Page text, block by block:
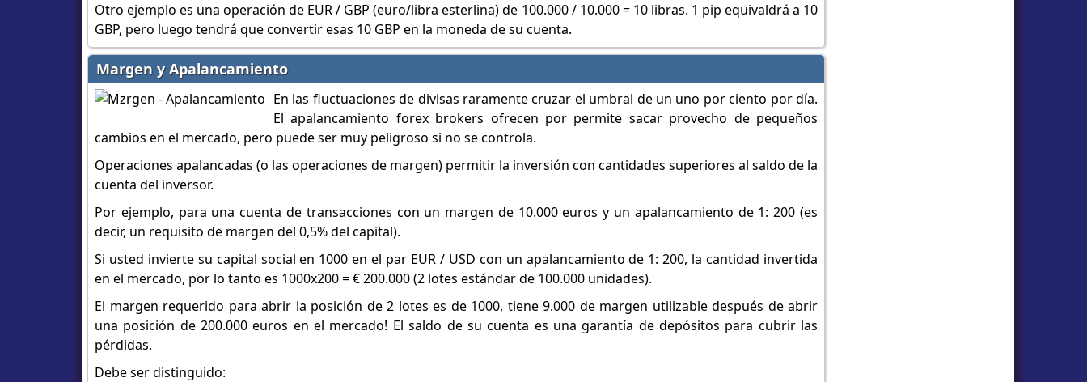
Otro ejemplo es una operación de EUR / GBP (euro/libra esterlina) de 100.000 / 10.000 = 10 libras. 1 pip equivaldrá a 10
GBP, pero luego tendrá que convertir esas 10 GBP en la moneda de su cuenta.
Margen y Apalancamiento
En las fluctuaciones de divisas raramente cruzar el umbral de un uno por ciento por día.
El apalancamiento forex brokers ofrecen por permite sacar provecho de pequeños
cambios en el mercado, pero puede ser muy peligroso si no se controla.
Operaciones apalancadas (o las operaciones de margen) permitir la inversión con cantidades superiores al saldo de la
cuenta del inversor.
Por ejemplo, para una cuenta de transacciones con un margen de 10.000 euros y un apalancamiento de 1: 200 (es
decir, un requisito de margen del 0,5% del capital).
Si usted invierte su capital social en 1000 en el par EUR / USD con un apalancamiento de 1: 200, la cantidad invertida
en el mercado, por lo tanto es 1000x200 = € 200.000 (2 lotes estándar de 100.000 unidades).
El margen requerido para abrir la posición de 2 lotes es de 1000, tiene 9.000 de margen utilizable después de abrir
una posición de 200.000 euros en el mercado! El saldo de su cuenta es una garantía de depósitos para cubrir las
pérdidas.
Debe ser distinguido: